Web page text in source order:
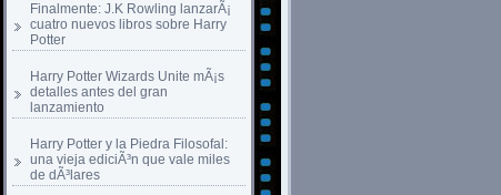
Finalmente: J.K Rowling lanzarÃ¡
cuatro nuevos libros sobre Harry
Potter
Harry Potter Wizards Unite mÃ¡s
detalles antes del gran
lanzamiento
Harry Potter y la Piedra Filosofal:
una vieja ediciÃ³n que vale miles
de dÃ³lares